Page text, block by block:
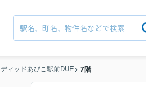
ィッドあびこ駅前DUE 7階